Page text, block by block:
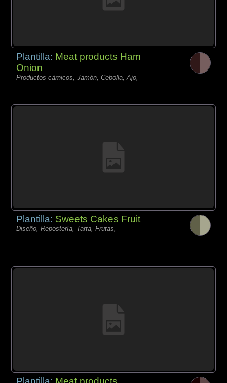
Plantilla: Meat products Ham
Onion
Productos càrnicos, Jamón, Cebolla, Ajo,
Plantilla: Sweets Cakes Fruit
Diseño, Repostería, Tarta, Frutas,